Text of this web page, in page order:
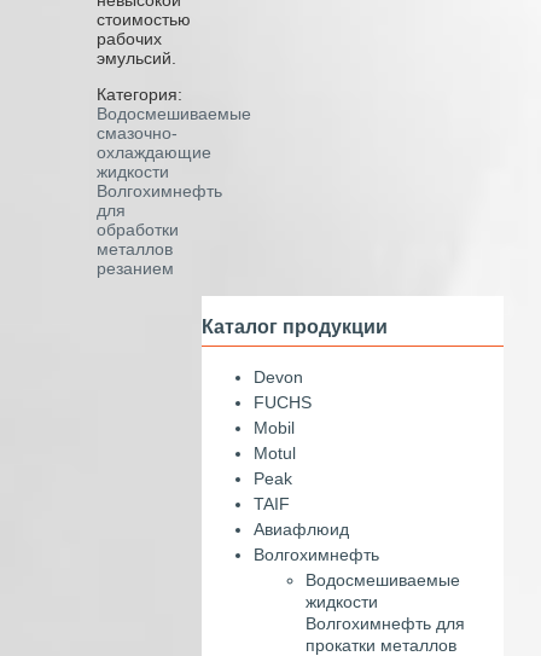
стоимостью
рабочих
эмульсий.
Категория:
Водосмешиваемые
смазочно-
охлаждающие
жидкости
Волгохимнефть
для
обработки
металлов
резанием
Каталог продукции
Devon
FUCHS
Mobil
Motul
Peak
TAIF
Авиафлюид
Волгохимнефть
Водосмешиваемые
жидкости
Волгохимнефть для
прокатки металлов